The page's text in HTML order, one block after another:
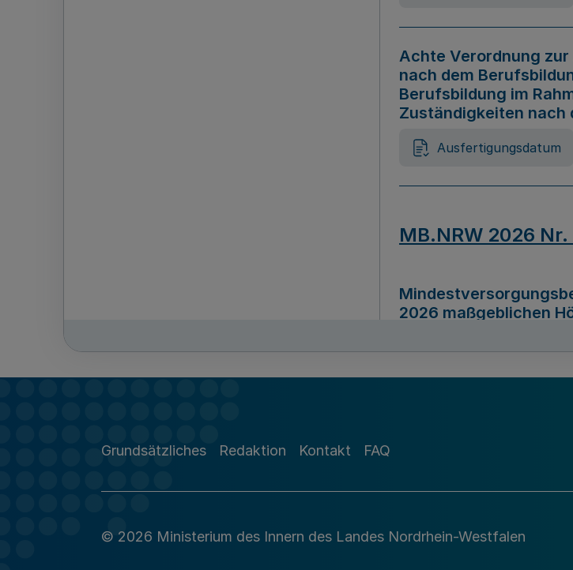
Achte Verordnung
nach dem
Berufsbildung im
Zuständigkeiten
Ausfertigungsdatum
MB.NRW 2026
2026 maßgeblichen
Richtlinie zur
Grundsätzliches Redaktion Kontakt FAQ
© 2026 Ministerium des Innern des Landes Nordrhein-Westfalen